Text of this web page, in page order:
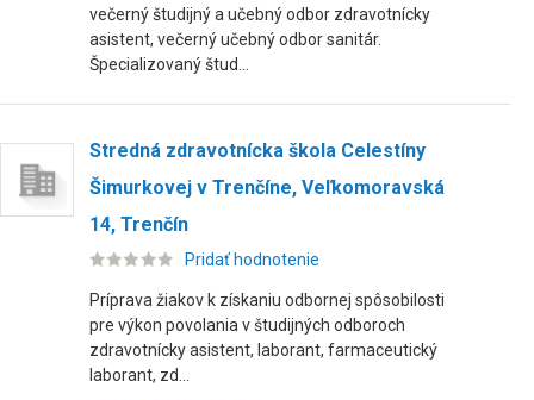
večerný študijný a učebný odbor zdravotnícky
asistent, večerný učebný odbor sanitár.
Špecializovaný štud...
Stredná zdravotnícka škola Celestíny
Šimurkovej v Trenčíne, Veľkomoravská
14, Trenčín
Pridať hodnotenie
Príprava žiakov k získaniu odbornej spôsobilosti
pre výkon povolania v študijných odboroch
zdravotnícky asistent, laborant, farmaceutický
laborant, zd...